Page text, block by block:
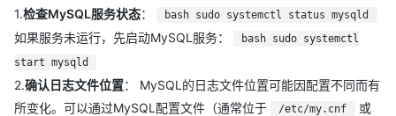
1.检查MySQL服务状态： bash sudo systemctl status mysqld
如果服务未运行，先启动MySQL服务：
bash sudo systemctl
start mysqld
2.确认日志文件位置： MySQL的日志文件位置可能因配置不同而有
所变化。可以通过MySQL配置文件（通常位于
/etc/my.cnf 或